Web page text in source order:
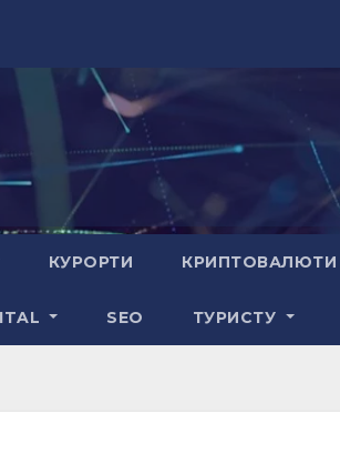
КУРОРТИ КРИПТОВАЛЮТИ
SEO ТУРИСТУ